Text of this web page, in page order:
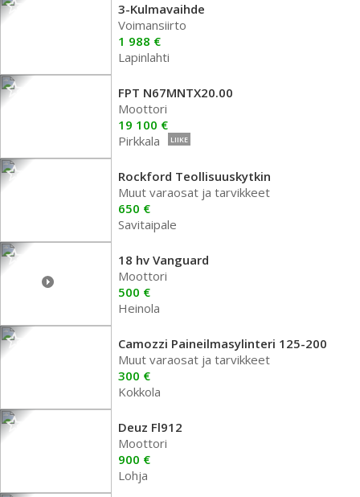
3-Kulmavaihde
Voimansiirto
1 988 €
Lapinlahti
FPT N67MNTX20.00
Moottori
19 100 €
Pirkkala
LIIKE
Rockford Teollisuuskytkin
Muut varaosat ja tarvikkeet
650 €
Savitaipale
18 hv Vanguard
Moottori
500 €
Heinola
Camozzi Paineilmasylinteri 125-200
Muut varaosat ja tarvikkeet
300 €
Kokkola
Deuz Fl912
Moottori
900 €
Lohja